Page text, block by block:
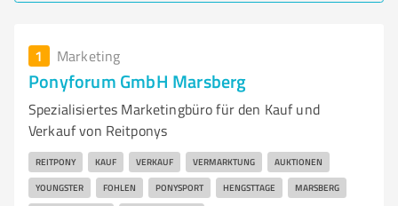
1 Marketing
Ponyforum GmbH Marsberg
Spezialisiertes Marketingbüro für den Kauf und
Verkauf von Reitponys
REITPONY KAUF VERKAUF VERMARKTUNG AUKTIONEN
YOUNGSTER FOHLEN PONYSPORT HENGSTTAGE MARSBERG